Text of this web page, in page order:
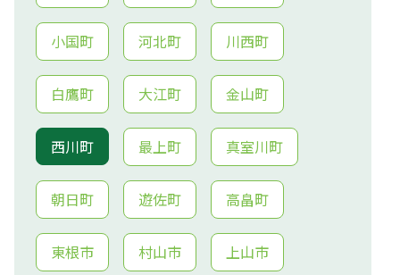
小国町 河北町 川西町
白鷹町 大江町 金山町
西川町 最上町 真室川町
朝日町 遊佐町 高畠町
東根市 村山市 上山市